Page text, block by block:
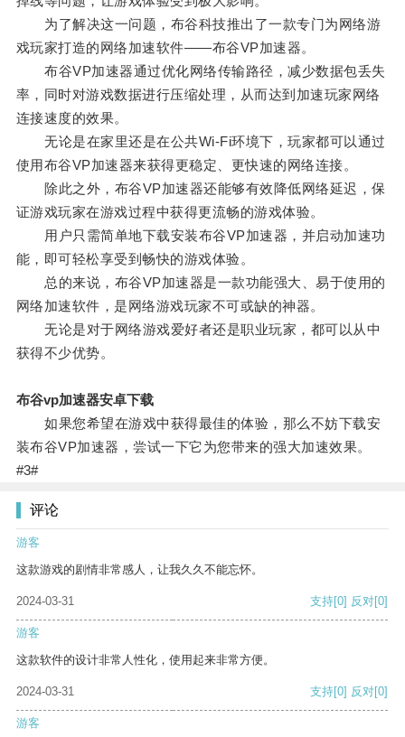
为了解决这一问题，布谷科技推出了一款专门为网络游
戏玩家打造的网络加速软件——布谷VP加速器。
布谷VP加速器通过优化网络传输路径，减少数据包丢失
率，同时对游戏数据进行压缩处理，从而达到加速玩家网络
连接速度的效果。
无论是在家里还是在公共Wi-Fi环境下，玩家都可以通过
使用布谷VP加速器来获得更稳定、更快速的网络连接。
除此之外，布谷VP加速器还能够有效降低网络延迟，保
证游戏玩家在游戏过程中获得更流畅的游戏体验。
用户只需简单地下载安装布谷VP加速器，并启动加速功
能，即可轻松享受到畅快的游戏体验。
总的来说，布谷VP加速器是一款功能强大、易于使用的
网络加速软件，是网络游戏玩家不可或缺的神器。
无论是对于网络游戏爱好者还是职业玩家，都可以从中
获得不少优势。
布谷vp加速器安卓下载
如果您希望在游戏中获得最佳的体验，那么不妨下载安
装布谷VP加速器，尝试一下它为您带来的强大加速效果。
#3#
评论
游客
这款游戏的剧情非常感人，让我久久不能忘怀。
2024-03-31 支持[0] 反对[0]
游客
这款软件的设计非常人性化，使用起来非常方便。
2024-03-31 支持[0] 反对[0]
游客